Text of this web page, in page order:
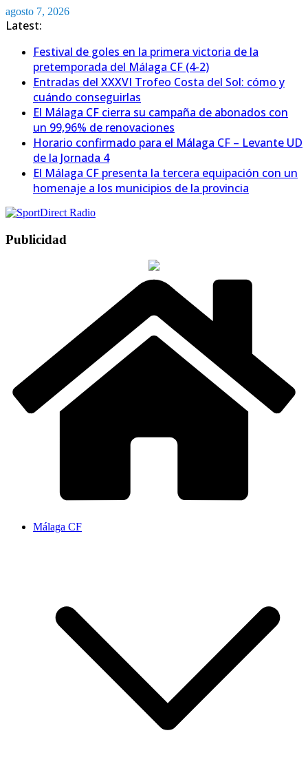
Saltar
al
agosto 7, 2026
Latest:
Festival de goles en la primera victoria de la
pretemporada del Málaga CF (4-2)
Entradas del XXXVI Trofeo Costa del Sol: cómo y
cuándo conseguirlas
El Málaga CF cierra su campaña de abonados con
un 99,96% de renovaciones
Horario confirmado para el Málaga CF – Levante UD
de la Jornada 4
El Málaga CF presenta la tercera equipación con un
homenaje a los municipios de la provincia
Publicidad
Málaga CF